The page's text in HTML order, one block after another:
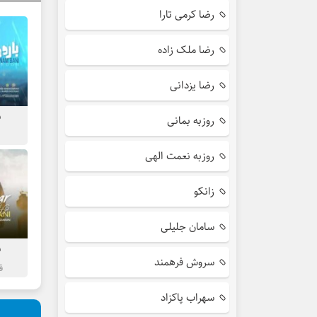
رضا کرمی تارا
رضا ملک زاده
رضا یزدانی
روزبه بمانی
روزبه نعمت الهی
زانکو
سامان جلیلی
سروش فرهمند
سهراب پاکزاد